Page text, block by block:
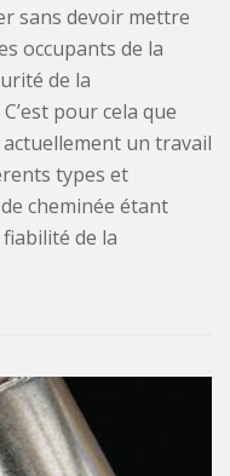
sans devoir mettre
occupants de la
de la
pour cela que
un travail
types et
cheminée étant
de la